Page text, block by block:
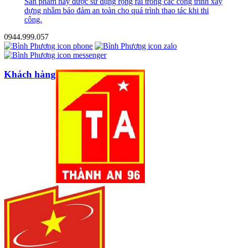
dựng nhằm bảo đảm an toàn cho quá trình thao tác khi thi
công.
0944.999.057
Khách hàng